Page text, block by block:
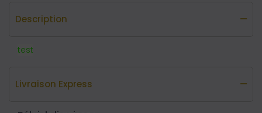
Description
test
Livraison Express